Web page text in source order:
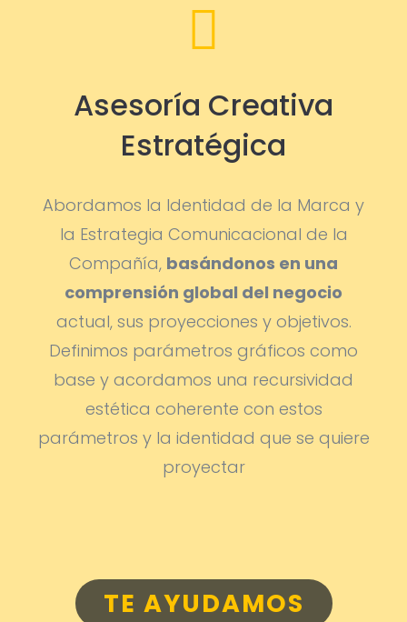

Asesoría Creativa
Estratégica
Abordamos la Identidad de la Marca y
la Estrategia Comunicacional de la
Compañía, basándonos en una
comprensión global del negocio
actual, sus proyecciones y objetivos.
Definimos parámetros gráficos como
base y acordamos una recursividad
estética coherente con estos
parámetros y la identidad que se quiere
proyectar
TE AYUDAMOS